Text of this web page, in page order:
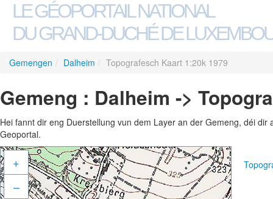
LE GÉOPORTAIL NATIONAL
DU GRAND-DUCHÉ DE
Gemengen / Dalheim / Topografesch Kaart 1:20k 1979
Gemeng : Dalheim ->
Hei fannt dir eng Duerstellung vun dem Layer an der Gemeng, déi
Geoportal.
+
–